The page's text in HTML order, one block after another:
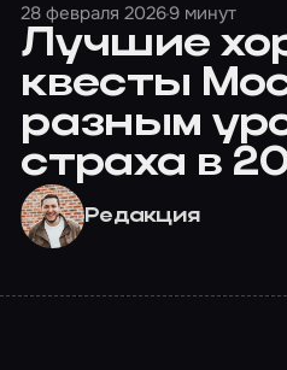
28 февраля 20269 минут
Лучшие
квесты
разным
страха в
Редакция